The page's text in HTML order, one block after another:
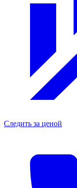
Следить за ценой